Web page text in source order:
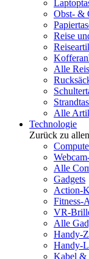
Obst- &
Reise
Alle
Alle
Technologie
Zurück zu
Alle
Gadgets
Action-
Fitness-
VR-
Alle
Handy-
Handy-
Kabel &